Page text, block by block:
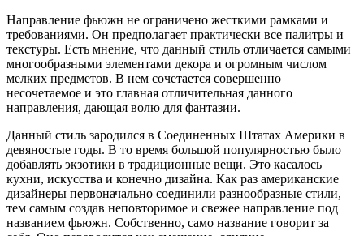
Направление фьюжн не ограничено жесткими рамками и
требованиями. Он предполагает практически все палитры и
текстуры. Есть мнение, что данный стиль отличается самыми
многообразными элементами декора и огромным числом
мелких предметов. В нем сочетается совершенно
несочетаемое и это главная отличительная данного
направления, дающая волю для фантазии.
Данный стиль зародился в Соединенных Штатах Америки в
девяностые годы. В то время большой популярностью было
добавлять экзотики в традиционные вещи. Это касалось
кухни, искусства и конечно дизайна. Как раз американские
дизайнеры первоначально соединили разнообразные стили,
тем самым создав неповторимое и свежее направление под
названием фьюжн. Собственно, само название говорит за